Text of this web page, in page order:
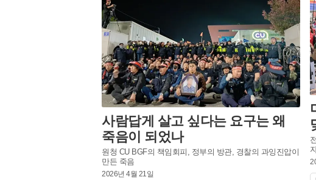
사람답게 살고 싶다는 요구는 왜
죽음이 되었나
원청 CU BGF의 책임회피, 정부의 방관, 경찰의 과잉진압이
만든 죽음
2026년 4월 21일